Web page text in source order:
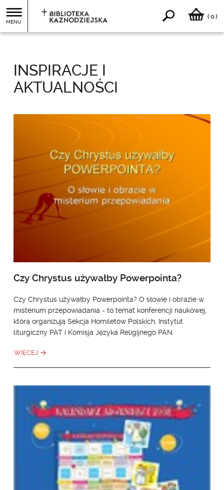
MENU
( 0)
INSPIRACJE I
AKTUALNOŚCI
Czy Chrystus używałby Powerpointa?
Czy Chrystus używałby Powerpointa? O słowie i obrazie w
misterium przepowiadania - to temat konferencji naukowej,
którą organizują Sekcja Homiletów Polskich, Instytut
liturgiczny PAT i Komisja Języka Religijnego PAN.
WIĘCEJ